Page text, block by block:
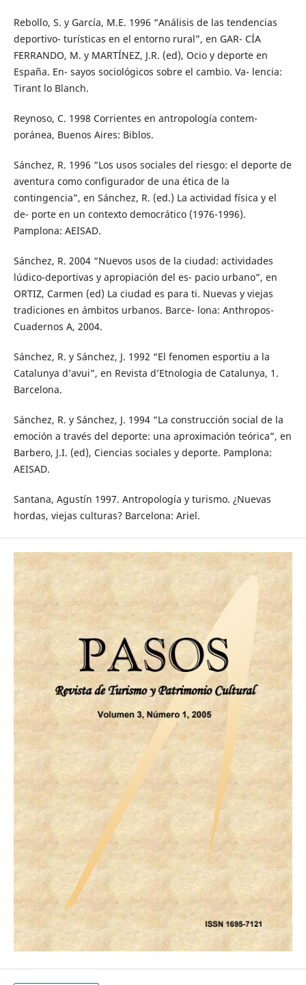
Rebollo, S. y García, M.E. 1996 “Análisis de las tendencias
deportivo- turísticas en el entorno rural”, en GAR- CÍA
FERRANDO, M. y MARTÍNEZ, J.R. (ed), Ocio y deporte en
España. En- sayos sociológicos sobre el cambio. Va- lencia:
Tirant lo Blanch.
Reynoso, C. 1998 Corrientes en antropología contem-
poránea, Buenos Aires: Biblos.
Sánchez, R. 1996 “Los usos sociales del riesgo: el deporte de
aventura como configurador de una ética de la
contingencia”, en Sánchez, R. (ed.) La actividad física y el
de- porte en un contexto democrático (1976-1996).
Pamplona: AEISAD.
Sánchez, R. 2004 “Nuevos usos de la ciudad: actividades
lúdico-deportivas y apropiación del es- pacio urbano”, en
ORTIZ, Carmen (ed) La ciudad es para ti. Nuevas y viejas
tradiciones en ámbitos urbanos. Barce- lona: Anthropos-
Cuadernos A, 2004.
Sánchez, R. y Sánchez, J. 1992 “El fenomen esportiu a la
Catalunya d’avui”, en Revista d’Etnologia de Catalunya, 1.
Barcelona.
Sánchez, R. y Sánchez, J. 1994 “La construcción social de la
emoción a través del deporte: una aproximación teórica”, en
Barbero, J.I. (ed), Ciencias sociales y deporte. Pamplona:
AEISAD.
Santana, Agustín 1997. Antropología y turismo. ¿Nuevas
hordas, viejas culturas? Barcelona: Ariel.